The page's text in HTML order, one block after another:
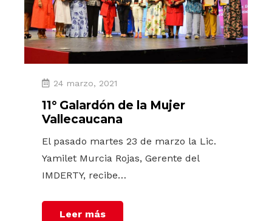
24 marzo, 2021
11° Galardón de la Mujer
Vallecaucana
El pasado martes 23 de marzo la Lic.
Yamilet Murcia Rojas, Gerente del
IMDERTY, recibe…
Leer más